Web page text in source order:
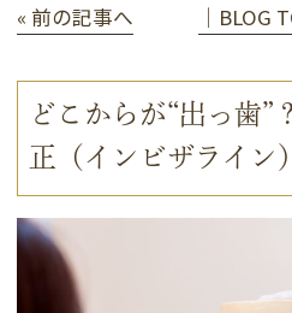
« 前の記事へ │BLOG
どこからが“出っ歯”
正（インビザライン